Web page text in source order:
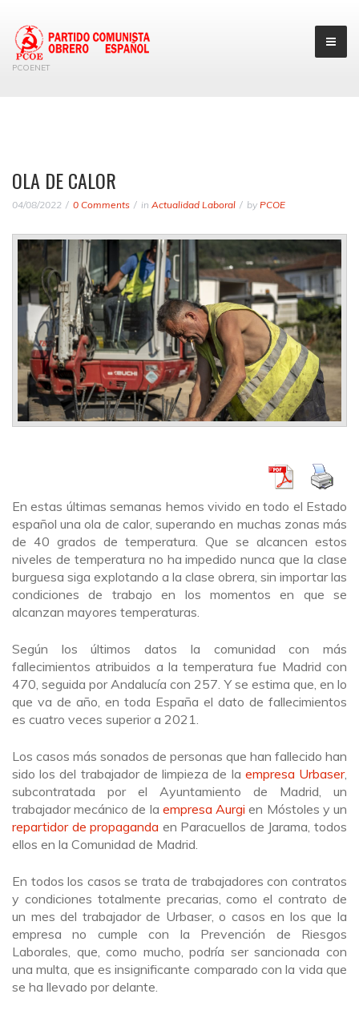
PCOENET
OLA DE CALOR
04/08/2022 0 Comments in Actualidad Laboral by PCOE
En estas últimas semanas hemos vivido en todo el Estado
español una ola de calor, superando en muchas zonas más
de 40 grados de temperatura. Que se alcancen estos
niveles de temperatura no ha impedido nunca que la clase
burguesa siga explotando a la clase obrera, sin importar las
condiciones de trabajo en los momentos en que se
alcanzan mayores temperaturas.
Según los últimos datos la comunidad con más
fallecimientos atribuidos a la temperatura fue Madrid con
470, seguida por Andalucía con 257. Y se estima que, en lo
que va de año, en toda España el dato de fallecimientos
es cuatro veces superior a 2021.
Los casos más sonados de personas que han fallecido han
sido los del trabajador de limpieza de la empresa Urbaser,
subcontratada por el Ayuntamiento de Madrid, un
trabajador mecánico de la empresa Aurgi en Móstoles y un
repartidor de propaganda en Paracuellos de Jarama, todos
ellos en la Comunidad de Madrid.
En todos los casos se trata de trabajadores con contratos
y condiciones totalmente precarias, como el contrato de
un mes del trabajador de Urbaser, o casos en los que la
empresa no cumple con la Prevención de Riesgos
Laborales, que, como mucho, podría ser sancionada con
una multa, que es insignificante comparado con la vida que
se ha llevado por delante.